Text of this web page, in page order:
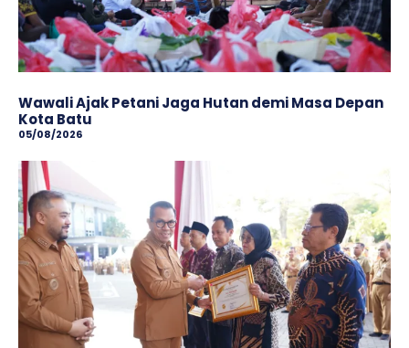
Wawali Ajak Petani Jaga Hutan demi Masa Depan
Kota Batu
05/08/2026